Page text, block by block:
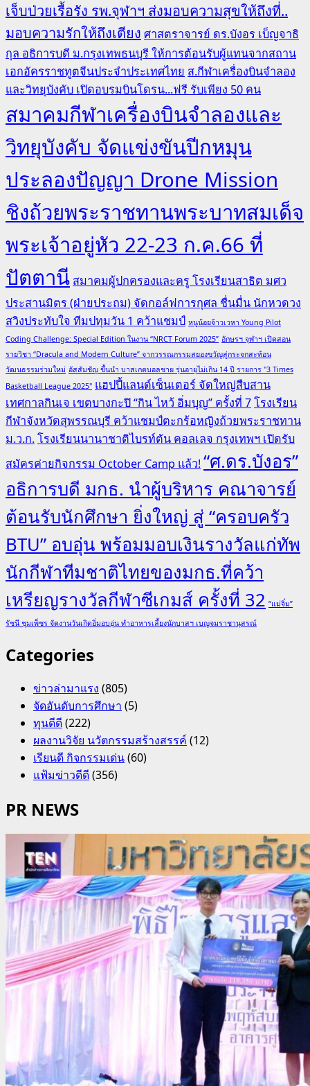
เจ็บป่วยเรื้อรัง รพ.จุฬาฯ ส่งมอบความสุขให้ถึงที่..
มอบความรักให้ถึงเตียง ศาสตราจารย์ ดร.บังอร เบ็ญจาธิ
กุล อธิการบดี ม.กรุงเทพธนบุรี ให้การต้อนรับผู้แทนจากสถาน
เอกอัครราชทูตจีนประจำประเทศไทย ส.กีฬาเครื่องบินจำลอง
และวิทยุบังคับ เปิดอบรมบินโดรน...ฟรี รับเพียง 50 คน
สมาคมกีฬาเครื่องบินจำลองและ
วิทยุบังคับ จัดแข่งขันปีกหมุน
ประลองปัญญา Drone Mission
ชิงถ้วยพระราชทานพระบาทสมเด็จ
พระเจ้าอยู่หัว 22-23 ก.ค.66 ที่
ปัตตานี สมาคมผู้ปกครองและครู โรงเรียนสาธิต มศว
ประสานมิตร (ฝ่ายประถม) จัดกอล์ฟการกุศล ชื่นมื่น นักหวดวง
สวิงประทับใจ ทีมปทุมวัน 1 คว้าแชมป์ หนูน้อยจ้าวเวหา Young Pilot
Coding Challenge: Special Edition ในงาน “NRCT Forum 2025” อักษรฯ จุฬาฯ เปิดสอน
รายวิชา “Dracula and Modern Culture” จากวรรณกรรมสยองขวัญสู่กระจกสะท้อน
วัฒนธรรมร่วมใหม่ อัสสัมชัญ ขึ้นนำ บาสเกตบอลชาย รุ่นอายุไม่เกิน 14 ปี รายการ "3 Times
Basketball League 2025" แฮปปี้แลนด์เซ็นเตอร์ จัดใหญ่สืบสาน
เทศกาลกินเจ เขตบางกะปิ “กิน ไหว้ อิ่มบุญ” ครั้งที่ 7โรงเรียน
กีฬาจังหวัดสุพรรณบุรี คว้าแชมป์ตะกร้อหญิงถ้วยพระราชทาน
ม.ว.ก.โรงเรียนนานาชาติไบรท์ตัน คอลเลจ กรุงเทพฯ เปิดรับ
สมัครค่ายกิจกรรม October Camp แล้ว!“ศ.ดร.บังอร”
อธิการบดี มกธ. นำผู้บริหาร คณาจารย์
ต้อนรับนักศึกษา ยิ่งใหญ่ สู่ “ครอบครัว
BTU” อบอุ่น พร้อมมอบเงินรางวัลแก่ทัพ
นักกีฬาทีมชาติไทยของมกธ.ที่คว้า
เหรียญรางวัลกีฬาซีเกมส์ ครั้งที่ 32 “แม่จิ๋ม”
รัชนี ชุมเพ็ชร จัดงานวันเกิดอิ่มอบอุ่น ทำอาหารเลี้ยงนักบาสฯ เบญจมราชานุสรณ์
Categories
ข่าวล่ามาแรง (805)
จัดอันดับการศึกษา (5)
ทุนดีดี(222)
ผลงานวิจัย นวัตกรรมสร้างสรรค์(12)
เรียนดี กิจกรรมเด่น(60)
แฟ้มข่าวดีดี(356)
PR NEWS